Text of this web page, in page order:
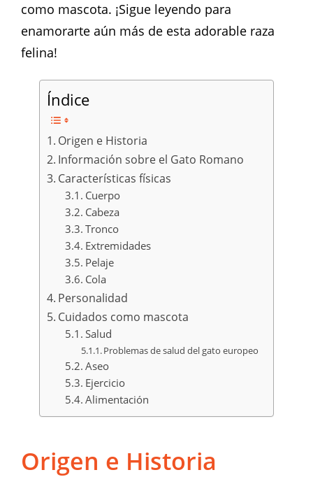
como mascota. ¡Sigue leyendo para
enamorarte aún más de esta adorable raza
felina!
Índice
Origen e Historia
Información sobre el Gato Romano
Características físicas
Cuerpo
Cabeza
Tronco
Extremidades
Pelaje
Cola
Personalidad
Cuidados como mascota
Salud
Problemas de salud del gato europeo
Aseo
Ejercicio
Alimentación
Origen e Historia